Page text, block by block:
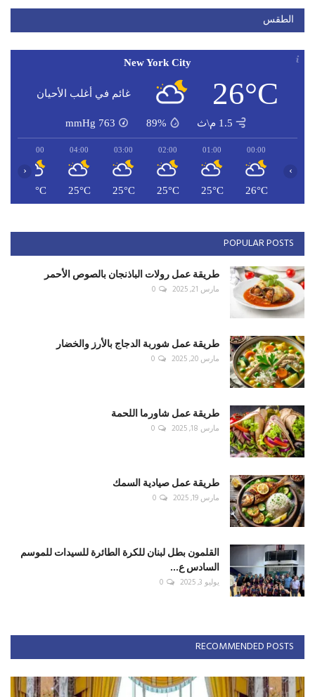
الطقس
New York City
26°C غائم في أغلب الأحيان
1.5 م\ث 89%
763
mmHg
00:00
26°C
01:00
25°C
02:00
25°C
03:00
25°C
04:00
25°C
05:00
24°C
‹ ›
POPULAR POSTS
طريقة عمل رولات الباذنجان بالصوص الأحمر
مارس 21, 2025 0
طريقة عمل شوربة الدجاج بالأرز والخضار
مارس 20, 2025 0
طريقة عمل شاورما اللحمة
مارس 18, 2025 0
طريقة عمل صيادية السمك
مارس 19, 2025 0
القلمون بطل لبنان للكرة الطائرة للسيدات للموسم
السادس ع...
يوليو 3, 2025 0
RECOMMENDED POSTS